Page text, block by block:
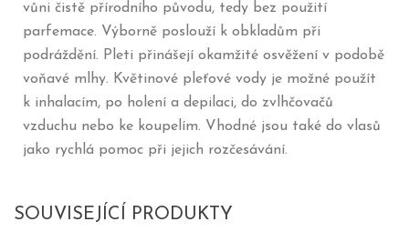
vůni čistě přírodního původu, tedy bez použití
parfemace. Výborně poslouží k obkladům při
podráždění. Pleti přinášejí okamžité osvěžení v podobě
voňavé mlhy. Květinové pleťové vody je možné použít
k inhalacím, po holení a depilaci, do zvlhčovačů
vzduchu nebo ke koupelím. Vhodné jsou také do vlasů
jako rychlá pomoc při jejich rozčesávání.
SOUVISEJÍCÍ PRODUKTY